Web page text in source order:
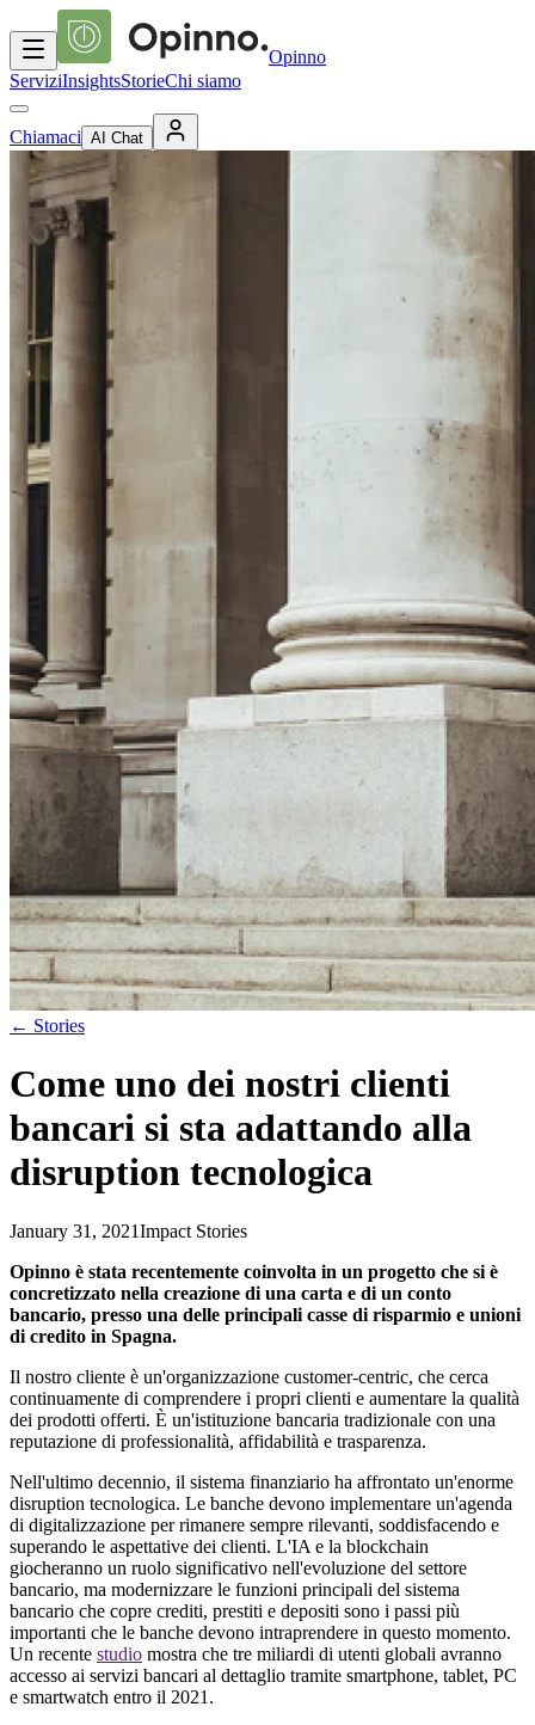
Opinno
ServiziInsightsStorieChi siamo
Chiamaci AI Chat
← Stories
Come uno dei nostri clienti
bancari si sta adattando alla
disruption tecnologica
January 31, 2021Impact Stories
Opinno è stata recentemente coinvolta in un progetto che si è
concretizzato nella creazione di una carta e di un conto
bancario, presso una delle principali casse di risparmio e unioni
di credito in Spagna.
Il nostro cliente è un'organizzazione customer-centric, che cerca
continuamente di comprendere i propri clienti e aumentare la qualità
dei prodotti offerti. È un'istituzione bancaria tradizionale con una
reputazione di professionalità, affidabilità e trasparenza.
Nell'ultimo decennio, il sistema finanziario ha affrontato un'enorme
disruption tecnologica. Le banche devono implementare un'agenda
di digitalizzazione per rimanere sempre rilevanti, soddisfacendo e
superando le aspettative dei clienti. L'IA e la blockchain
giocheranno un ruolo significativo nell'evoluzione del settore
bancario, ma modernizzare le funzioni principali del sistema
bancario che copre crediti, prestiti e depositi sono i passi più
importanti che le banche devono intraprendere in questo momento.
Un recente studio mostra che tre miliardi di utenti globali avranno
accesso ai servizi bancari al dettaglio tramite smartphone, tablet, PC
e smartwatch entro il 2021.